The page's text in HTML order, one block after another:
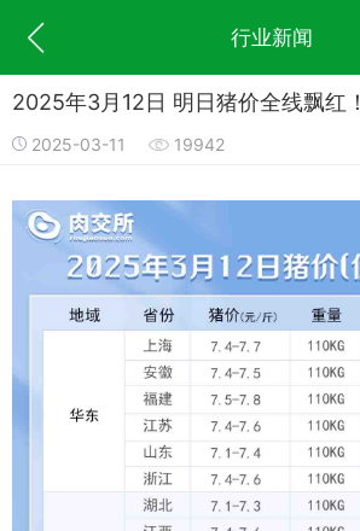
行业新闻
2025年3月12日 明日猪价全线飘红！
2025-03-11 19942